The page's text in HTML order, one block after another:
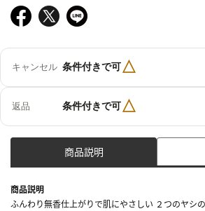
キャンセル 条件付きで可△
返品 条件付きで可△
商品説明
商品説明
ふんわり無香仕上がりで肌にやさしい ２つのヤシ